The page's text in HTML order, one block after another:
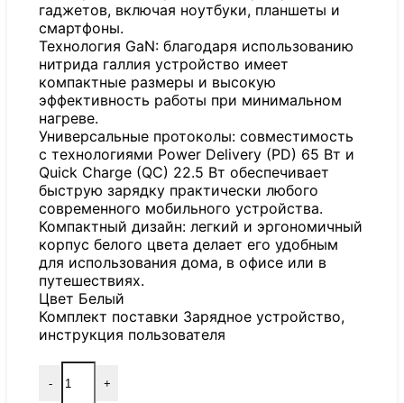
гаджетов, включая ноутбуки, планшеты и
смартфоны.
Технология GaN: благодаря использованию
нитрида галлия устройство имеет
компактные размеры и высокую
эффективность работы при минимальном
нагреве.
Универсальные протоколы: совместимость
с технологиями Power Delivery (PD) 65 Вт и
Quick Charge (QC) 22.5 Вт обеспечивает
быструю зарядку практически любого
современного мобильного устройства.
Компактный дизайн: легкий и эргономичный
корпус белого цвета делает его удобным
для использования дома, в офисе или в
путешествиях.
Цвет Белый
Комплект поставки Зарядное устройство,
инструкция пользователя
- +